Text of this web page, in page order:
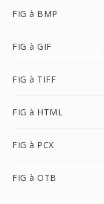
FIG à BMP
FIG à GIF
FIG à TIFF
FIG à HTML
FIG à PCX
FIG à OTB